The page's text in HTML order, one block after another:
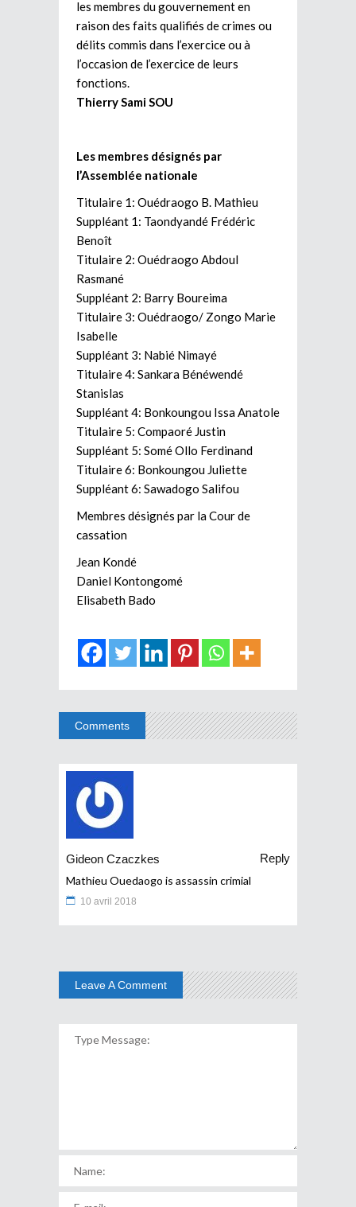
les membres du gouvernement en
raison des faits qualifiés de crimes ou
délits commis dans l’exercice ou à
l’occasion de l’exercice de leurs
fonctions.
Thierry Sami SOU
Les membres désignés par
l’Assemblée nationale
Titulaire 1: Ouédraogo B. Mathieu
Suppléant 1: Taondyandé Frédéric
Benoît
Titulaire 2: Ouédraogo Abdoul
Rasmané
Suppléant 2: Barry Boureima
Titulaire 3: Ouédraogo/ Zongo Marie
Isabelle
Suppléant 3: Nabié Nimayé
Titulaire 4: Sankara Bénéwendé
Stanislas
Suppléant 4: Bonkoungou Issa Anatole
Titulaire 5: Compaoré Justin
Suppléant 5: Somé Ollo Ferdinand
Titulaire 6: Bonkoungou Juliette
Suppléant 6: Sawadogo Salifou
Membres désignés par la Cour de
cassation
Jean Kondé
Daniel Kontongomé
Elisabeth Bado
Comments
Gideon Czaczkes
Reply
Mathieu Ouedaogo is assassin crimial
10 avril 2018
Leave A Comment